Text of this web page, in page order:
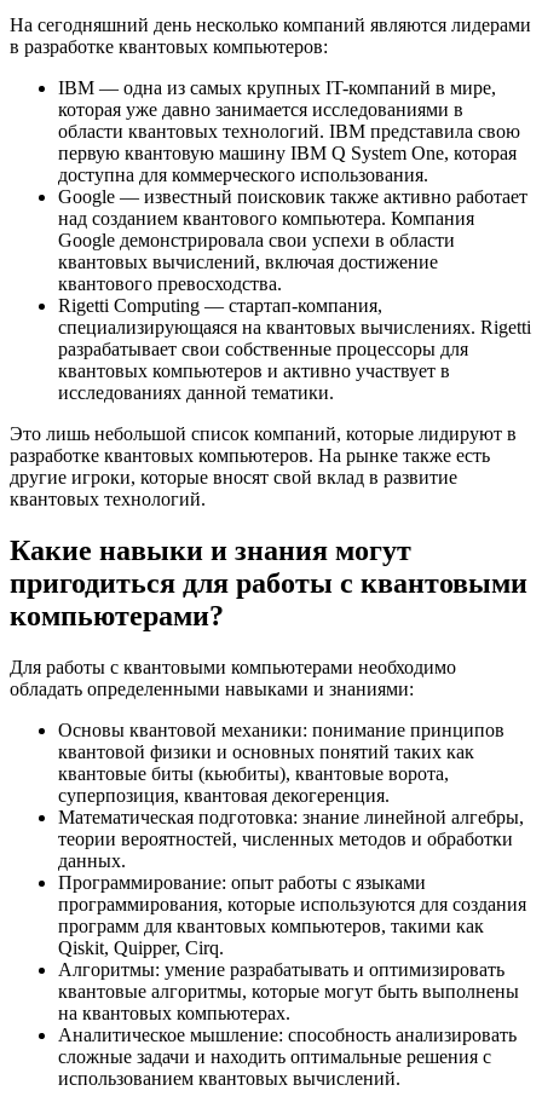
На сегодняшний день несколько компаний являются лидерами
в разработке квантовых компьютеров:
IBM — одна из самых крупных IT-компаний в мире,
которая уже давно занимается исследованиями в
области квантовых технологий. IBM представила свою
первую квантовую машину IBM Q System One, которая
доступна для коммерческого использования.
Google — известный поисковик также активно работает
над созданием квантового компьютера. Компания
Google демонстрировала свои успехи в области
квантовых вычислений, включая достижение
квантового превосходства.
Rigetti Computing — стартап-компания,
специализирующаяся на квантовых вычислениях. Rigetti
разрабатывает свои собственные процессоры для
квантовых компьютеров и активно участвует в
исследованиях данной тематики.
Это лишь небольшой список компаний, которые лидируют в
разработке квантовых компьютеров. На рынке также есть
другие игроки, которые вносят свой вклад в развитие
квантовых технологий.
Какие навыки и знания могут
пригодиться для работы с квантовыми
компьютерами?
Для работы с квантовыми компьютерами необходимо
обладать определенными навыками и знаниями:
Основы квантовой механики: понимание принципов
квантовой физики и основных понятий таких как
квантовые биты (кьюбиты), квантовые ворота,
суперпозиция, квантовая декогеренция.
Математическая подготовка: знание линейной алгебры,
теории вероятностей, численных методов и обработки
данных.
Программирование: опыт работы с языками
программирования, которые используются для создания
программ для квантовых компьютеров, такими как
Qiskit, Quipper, Cirq.
Алгоритмы: умение разрабатывать и оптимизировать
квантовые алгоритмы, которые могут быть выполнены
на квантовых компьютерах.
Аналитическое мышление: способность анализировать
сложные задачи и находить оптимальные решения с
использованием квантовых вычислений.